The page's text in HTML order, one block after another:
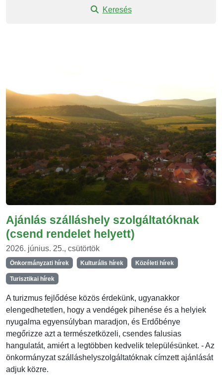
Keresés
Ajánlás szálláshely szolgáltatóknak
(csend rendelet helyett)
2026. június. 25., csütörtök
Önkormányzati hírek Kulturális hírek Közéleti hírek
Turisztikai hírek
A turizmus fejlődése közös érdekünk, ugyanakkor
elengedhetetlen, hogy a vendégek pihenése és a helyiek
nyugalma egyensúlyban maradjon, és Erdőbénye
megőrizze azt a természetközeli, csendes falusias
hangulatát, amiért a legtöbben kedvelik településünket. - Az
önkormányzat szálláshelyszolgáltatóknak címzett ajánlását
adjuk közre.